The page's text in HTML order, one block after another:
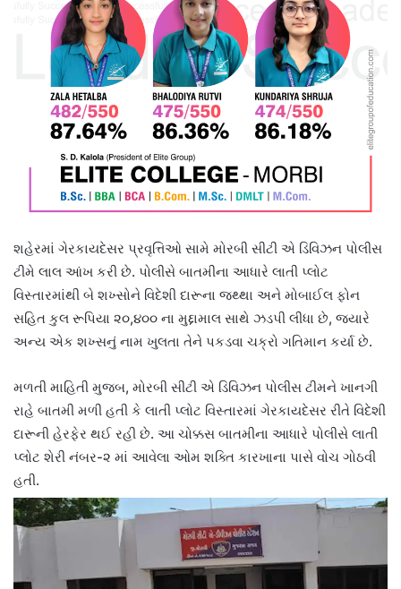
શહેરમાં ગેરકાયદેસર પ્રવૃત્તિઓ સામે મોરબી સીટી એ ડિવિઝન પોલીસ
ટીમે લાલ આંખ કરી છે. પોલીસે બાતમીના આધારે લાતી પ્લોટ
વિસ્તારમાંથી બે શખ્સોને વિદેશી દારૂના જથ્થા અને મોબાઈલ ફોન
સહિત કુલ રૂપિયા ૨૦,૪૦૦ ના મુદ્દામાલ સાથે ઝડપી લીધા છે, જ્યારે
અન્ય એક શખ્સનું નામ ખુલતા તેને પકડવા ચક્રો ગતિમાન કર્યા છે.
મળતી માહિતી મુજબ, મોરબી સીટી એ ડિવિઝન પોલીસ ટીમને ખાનગી
રાહે બાતમી મળી હતી કે લાતી પ્લોટ વિસ્તારમાં ગેરકાયદેસર રીતે વિદેશી
દારૂની હેરફેર થઈ રહી છે. આ ચોક્કસ બાતમીના આધારે પોલીસે લાતી
પ્લોટ શેરી નંબર-૨ માં આવેલા ઓમ શક્તિ કારખાના પાસે વોચ ગોઠવી
હતી.